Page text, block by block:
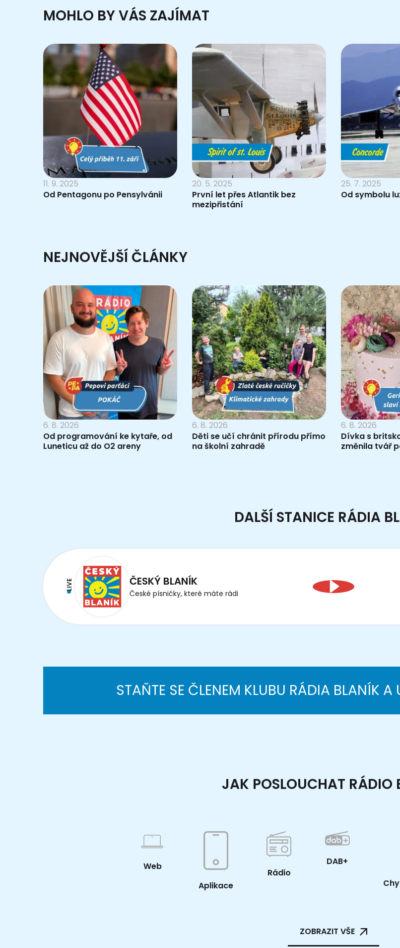
MOHLO BY VÁS ZAJÍMAT
11. 9. 2025
Od Pentagonu po Pensylvánii
20. 5. 2025
První let přes Atlantik bez
mezipřistání
25. 7. 2025
Od symbolu
NEJNOVĚJŠÍ ČLÁNKY
6. 8. 2026
Od programování ke kytaře, od
Luneticu až do O2 areny
6. 8. 2026
Děti se učí chránit přírodu přímo
na školní zahradě
6. 8. 2026
Dívka s
změnila tvář
DALŠÍ STANICE RÁDIA
LIVE ČESKÝ BLANÍK
České písničky, které máte rádi
STAŇTE SE ČLENEM KLUBU RÁDIA BLANÍK A
JAK POSLOUCHAT RÁDIO
Web
Aplikace
Rádio
DAB+
ZOBRAZIT VŠE